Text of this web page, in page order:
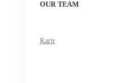
OUR TEAM
Karir